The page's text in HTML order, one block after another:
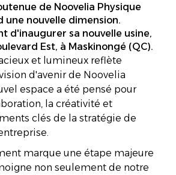
de Noovelia Physique
une nouvelle dimension.
d'inaugurer sa nouvelle usine,
Est, à Maskinongé (QC).
et lumineux reflète
d'avenir de Noovelia
espace a été pensé pour
la créativité et
clés de la stratégie de
marque une étape majeure
non seulement de notre